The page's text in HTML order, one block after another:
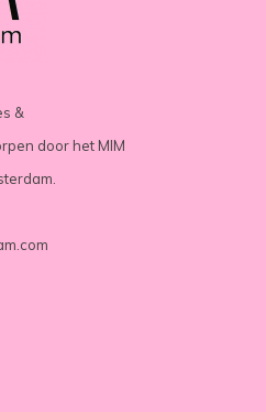
&
door het MIM